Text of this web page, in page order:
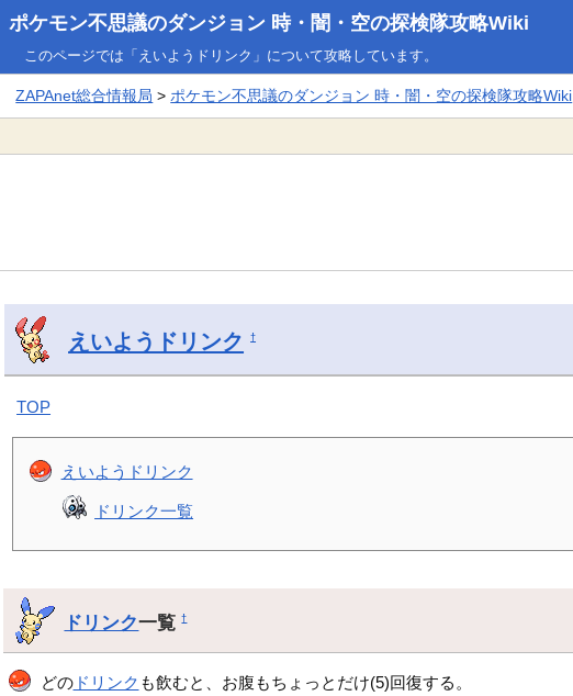
ポケモン不思議のダンジョン 時・闇・空の探検隊攻略Wiki
このページでは「えいようドリンク」について攻略しています。
ZAPAnet総合情報局 >ポケモン不思議のダンジョン 時・闇・空の探検隊攻略Wiki
えいようドリンク †
TOP
えいようドリンク
ドリンク一覧
ドリンク一覧†
どのドリンク も飲むと、お腹もちょっとだけ(5)回復する。